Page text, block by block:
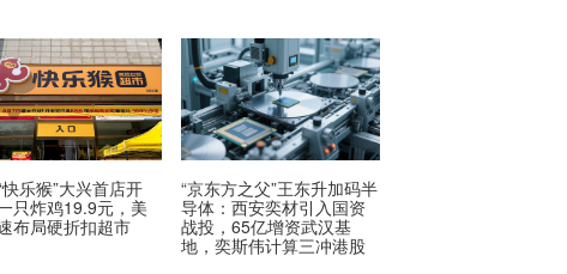
快乐猴”大兴首店开
只炸鸡19.9元，美
布局硬折扣超市
“京东方之父”王东升加码半
导体：西安奕材引入国资
战投，65亿增资武汉基
地，奕斯伟计算三冲港股